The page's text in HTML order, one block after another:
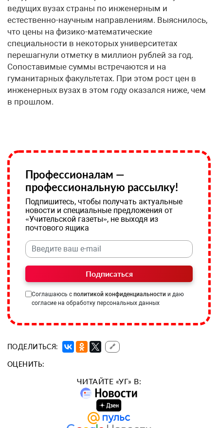
ведущих вузах страны по инженерным и
естественно-научным направлениям. Выяснилось,
что цены на физико-математические
специальности в некоторых университетах
перешагнули отметку в миллион рублей за год.
Сопоставимые суммы встречаются и на
гуманитарных факультетах. При этом рост цен в
инженерных вузах в этом году оказался ниже, чем
в прошлом.
Профессионалам —
профессиональную рассылку!
Подпишитесь, чтобы получать актуальные
новости и специальные предложения от
«Учительской газеты», не выходя из
почтового ящика
Подписаться
Соглашаюсь с политикой конфиденциальности и даю
согласие на обработку персональных данных
ПОДЕЛИТЬСЯ: 🔗
ОЦЕНИТЬ:
ЧИТАЙТЕ «УГ» В: